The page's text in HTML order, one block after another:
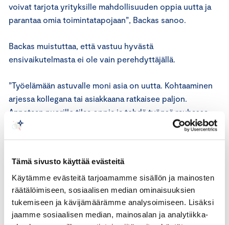
Tämä sivusto käyttää evästeitä
Käytämme evästeitä tarjoamamme sisällön ja mainosten
räätälöimiseen, sosiaalisen median ominaisuuksien
tukemiseen ja kävijämäärämme analysoimiseen. Lisäksi
jaamme sosiaalisen median, mainosalan ja analytiikka-
voivat tarjota yrityksille mahdollisuuden oppia uutta ja
parantaa omia toimintatapojaan”, Backas sanoo.
Backas muistuttaa, että vastuu hyvästä
ensivaikutelmasta ei ole vain perehdyttäjällä.
”Työelämään astuvalle moni asia on uutta. Kohtaaminen
arjessa kollegana tai asiakkaana ratkaisee paljon.
Annetaan nuorille tilaa oppia ja tehdä työnsä rauhassa.
Olemme kaikki olleet joskus ensimmäistä päivää töissä”,
Backas sanoo.